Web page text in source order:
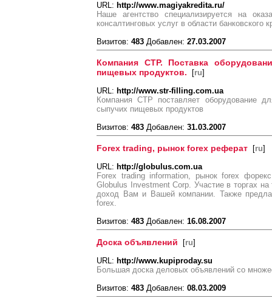
URL: http://www.magiyakredita.ru/
Наше агентство специализируется на
консалтинговых услуг в области банковского
Визитов: 483 Добавлен: 27.03.2007
Компания СТР. Поставка
пищевых продуктов. [ru]
URL: http://www.str-filling.com.ua
Компания СТР поставляет оборудование
сыпучих пищевых продуктов
Визитов: 483 Добавлен: 31.03.2007
Forex trading, рынок forex реферат [ru]
URL: http://globulus.com.ua
Forex trading information, рынок forex
Globulus Investment Corp. Участие в торгах
доход Вам и Вашей компании. Также
forex.
Визитов: 483 Добавлен: 16.08.2007
Доска объявлений [ru]
URL: http://www.kupiproday.su
Большая доска деловых объявлений со
Визитов: 483 Добавлен: 08.03.2009